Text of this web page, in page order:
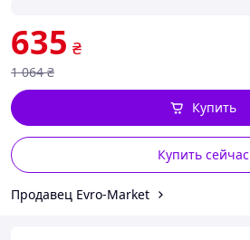
635 ₴
1 064 ₴
Купить сейчас
Купить
Продавец Evro-Market